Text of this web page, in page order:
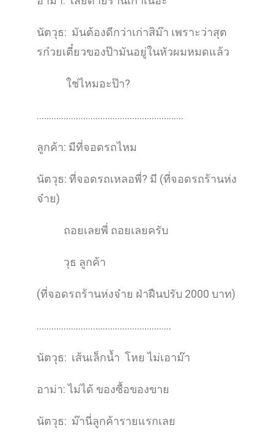
นัตวุธ: มันต้องดีกว่าเก่าสิม๊า เพราะว่าสุต
รก๋วยเตี๋ยวของป๊ามันอยู่ในหัวผมหมดแล้ว
ใช่ไหมอะป๊า?
……………………………………………………
ลูกค้า: มีที่จอดรถไหม
นัตวุธ: ที่จอดรถเหลอพี่? มี (ที่จอดรถร้านห่ง
จ๋าย)
ถอยเลยพี่ ถอยเลยครับ
วุธ ลูกค้า
(ที่จอดรถร้านห่งจ๋าย ฝ่าฝืนปรับ 2000 บาท)
……………………………………………….
นัตวุธ: เส้นเล็กน้ำ โหย ไม่เอาม๊า
อาม่า: ไม่ได้ ของซื้อของขาย
นัตวุธ: ม๊านี่ลูกค้ารายแรกเลย